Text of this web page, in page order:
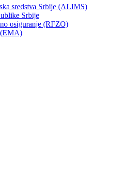
sredstva Srbije (ALIMS)
Srbije
osiguranje (RFZO)
(EMA)